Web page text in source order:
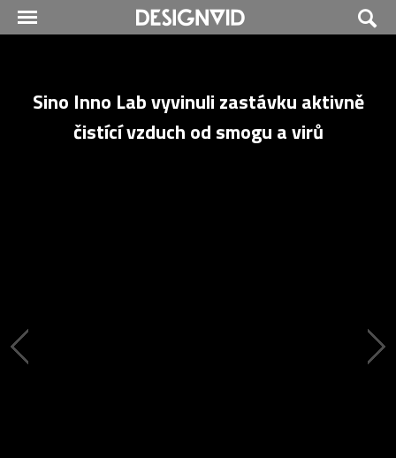
Sino Inno Lab vyvinuli zastávku aktivně
čistící vzduch od smogu a virů